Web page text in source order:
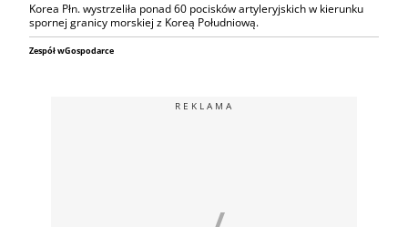
Korea Płn. wystrzeliła ponad 60 pocisków artyleryjskich w kierunku
spornej granicy morskiej z Koreą Południową.
Zespół wGospodarce
REKLAMA